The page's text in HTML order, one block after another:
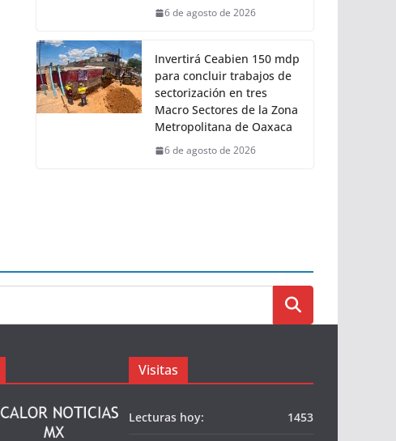
6 de agosto de 2026
Invertirá Ceabien 150 mdp
para concluir trabajos de
sectorización en tres
Macro Sectores de la Zona
Metropolitana de Oaxaca
6 de agosto de 2026
Visitas
1453
Lecturas hoy: